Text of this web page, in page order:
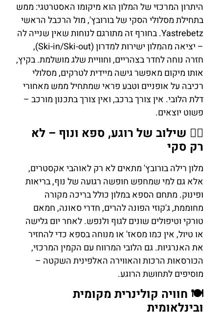
היתרון המרכזי של המלון הוא מיקומו האסטרטגי: ממש
בתחילת מסלולי הסקי של בורובץ', מול הרכבל הראשי
Yastrebetz. בחורף זה מתורגם לנוחות שאין שנייה לה
– יציאה מהמלון ישירות למדרון (Ski-in/Ski-out),
חזרה נוחה לחדר בצהריים, וחוויית שלג מושלמת. בקיץ,
אותו מיקום מאפשר גישה מיידית לטרקים, מסלולי
רכיבה על אופניים וטבע פראי שמתחיל ממש מאחורי
דלת הלובי. אין צורך ברכב, ואין צורך בתכנון מורכב –
פשוט יוצאים.
💆‍♀️ שילוב של רוגע, ספא ונוף – לא
רק סקי
מלון רילה בורובץ' מתאים לא רק לאוהבי אקסטרים,
אלא גם למי שמחפש חופשה רגועה של נוף, בריאות
ופינוק. מתחם הספא במלון כולל בריכה מקורה
מחוממת, ג'קוזי הפונה להרים, חדרי סאונה, חמאם
טורקי וטיפולים שונים לגוף ולנפש. לאחר יום גלישה
או טיול, אין כמו מסאז' או מנוחה בספא כדי להחזיר
את האנרגיות. גם הלובי המרווח עם הקמין המרכזי,
הכורסאות הרכות והאווירה האלפינית השקטה –
מוסיפים לתחושת הרוגע.
🍽 חוויה קולינרית מקומית
ובינלאומית